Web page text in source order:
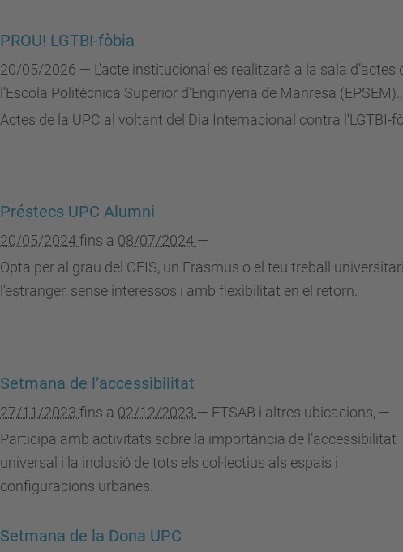
PROU! LGTBI-fòbia
20/05/2026 — L'acte institucional es realitzarà a la sala d’actes
l’Escola Politècnica Superior d'Enginyeria de Manresa (EPSEM). ,
Actes de la UPC al voltant del Dia Internacional contra l'LGTBI-
Préstecs UPC Alumni
20/05/2024fins a 08/07/2024 —
Opta per al grau del CFIS, un Erasmus o el teu treball
l'estranger, sense interessos i amb flexibilitat en el retorn.
Setmana de l’accessibilitat
27/11/2023 fins a 02/12/2023 — ETSAB i altres ubicacions, —
Participa amb activitats sobre la importància de l’accessibilitat
universal i la inclusió de tots els col·lectius als espais i
configuracions urbanes.
Setmana de la Dona UPC